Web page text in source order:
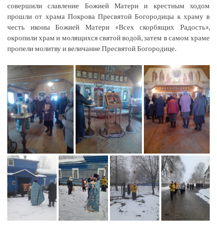
совершили славление Божией Матери и крестным ходом
прошли от храма Покрова Пресвятой Богородицы к храму в
честь иконы Божией Матери «Всех скорбящих Радость»,
окропили храм и молящихся святой водой, затем в самом храме
пропели молитву и величание Пресвятой Богородице.